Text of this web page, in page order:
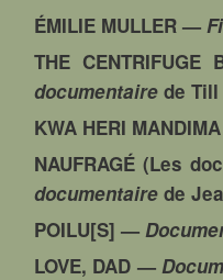
ÉMILIE MULLER —
THE CENTRIFUGE
documentaire de Till
KWA HERI MANDIMA
NAUFRAGÉ (Les
documentaire de
POILU[S] —
LOVE, DAD —